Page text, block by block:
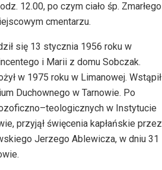
12.00, po czym ciało śp. Zmarłego
cmentarzu.
się 13 stycznia 1956 roku w
i Marii z domu Sobczak.
w 1975 roku w Limanowej. Wstąpił
Duchownego w Tarnowie. Po
w Instytucie
przyjął święcenia kapłańskie przez
Jerzego Ablewicza, w dniu 31